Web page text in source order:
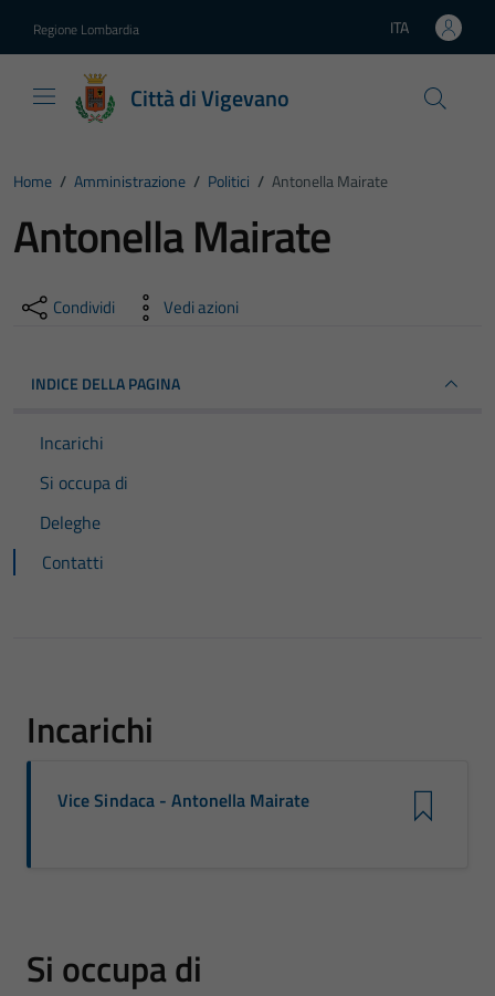
Regione Lombardia Lingua attiva:
ITA
Città di Vigevano
Home / Amministrazione / Politici / Antonella Mairate
Antonella Mairate
Condividi Vedi azioni
INDICE DELLA PAGINA
Incarichi
Si occupa di
Deleghe
Contatti
Incarichi
Vice Sindaca - Antonella Mairate
Si occupa di